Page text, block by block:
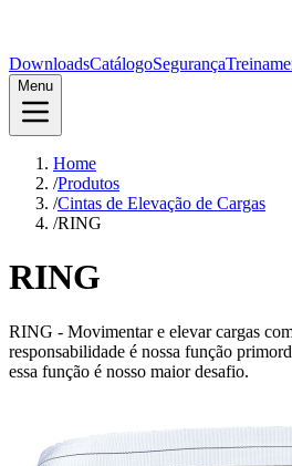
DownloadsCatálogoSegurança
Menu
Home
/Produtos
/Cintas de Elevação de Cargas
/RING
RING
RING - Movimentar e elevar cargas
responsabilidade é nossa função
essa função é nosso maior desafio.